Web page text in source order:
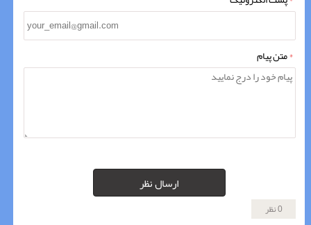
*متن پیام
ارسال نظر
0 نظر